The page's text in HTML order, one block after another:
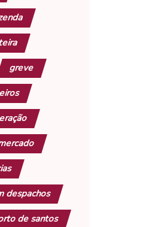
greve
despachos
de santos